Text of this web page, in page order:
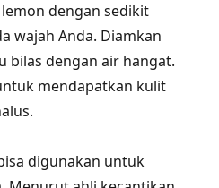
dengan sedikit
wajah Anda. Diamkan
bilas dengan air hangat.
mendapatkan kulit
digunakan untuk